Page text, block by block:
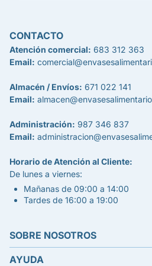
CONTACTO
Atención comercial: 683 312 363
Email:
Almacén / Envíos: 671 022 141
Email:
Administración: 987 346 837
Email:
Horario de Atención al Cliente:
De lunes a viernes:
Mañanas de 09:00 a 14:00
Tardes de 16:00 a 19:00
SOBRE NOSOTROS
AYUDA